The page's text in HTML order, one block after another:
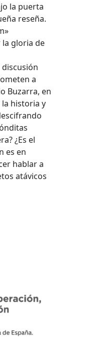
la puerta
reseña.
la gloria de
a
Buzarra, en
historia y
¿Es el
es en
hablar a
atávicos